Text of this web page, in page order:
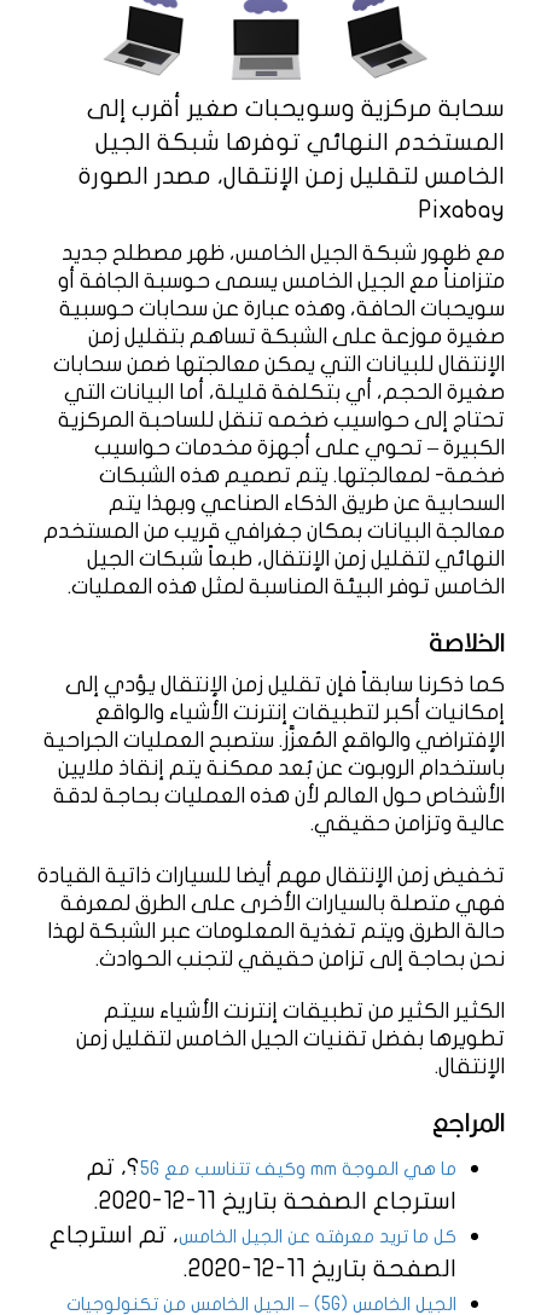
سحابة مركزية وسويحبات صغير أقرب إلى
المستخدم النهائي توفرها شبكة الجيل
الخامس لتقليل زمن الإنتقال، مصدر الصورة
Pixabay
مع ظهور شبكة الجيل الخامس، ظهر مصطلح جديد
متزامناً مع الجيل الخامس يسمى حوسبة الجافة أو
سويحبات الحافة، وهذه عبارة عن سحابات حوسبية
صغيرة موزعة على الشبكة تساهم بتقليل زمن
الإنتقال للبيانات التي يمكن معالجتها ضمن سحابات
صغيرة الحجم، أي بتكلفة قليلة، أما البيانات التي
تحتاج إلى حواسيب ضخمه تنقل للساحبة المركزية
الكبيرة – تحوي على أجهزة مخدمات حواسيب
ضخمة- لمعالجتها. يتم تصميم هذه الشبكات
السحابية عن طريق الذكاء الصناعي وبهذا يتم
معالجة البيانات بمكان جغرافي قريب من المستخدم
النهائي لتقليل زمن الإنتقال، طبعاً شبكات الجيل
الخامس توفر البيئة المناسبة لمثل هذه العمليات.
الخلاصة
كما ذكرنا سابقاً فإن تقليل زمن الإنتقال يؤدي إلى
إمكانيات أكبر لتطبيقات إنترنت الأشياء والواقع
الإفتراضي والواقع المُعزَّز. ستصبح العمليات الجراحية
باستخدام الروبوت عن بُعد ممكنة يتم إنقاذ ملايين
الأشخاص حول العالم لأن هذه العمليات بحاجة لدقة
عالية وتزامن حقيقي.
تخفيض زمن الإنتقال مهم أيضا للسيارات ذاتية القيادة
فهي متصلة بالسيارات الأخرى على الطرق لمعرفة
حالة الطرق ويتم تغذية المعلومات عبر الشبكة لهذا
نحن بحاجة إلى تزامن حقيقي لتجنب الحوادث.
الكثير الكثير من تطبيقات إنترنت الأشياء سيتم
تطويرها بفضل تقنيات الجيل الخامس لتقليل زمن
الإنتقال.
المراجع
ما هي الموجة mm وكيف تتناسب مع 5G
؟، تم
استرجاع الصفحة بتاريخ 11-12-2020.
كل ما تريد معرفته عن الجيل الخامس، تم استرجاع
الصفحة بتاريخ 11-12-2020.
الجيل الخامس (5G) – الجيل الخامس من تكنولوجيات